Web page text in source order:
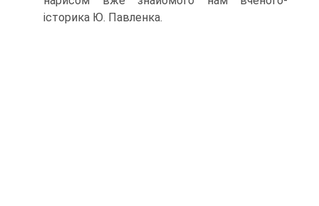
історика Ю. Павленка.